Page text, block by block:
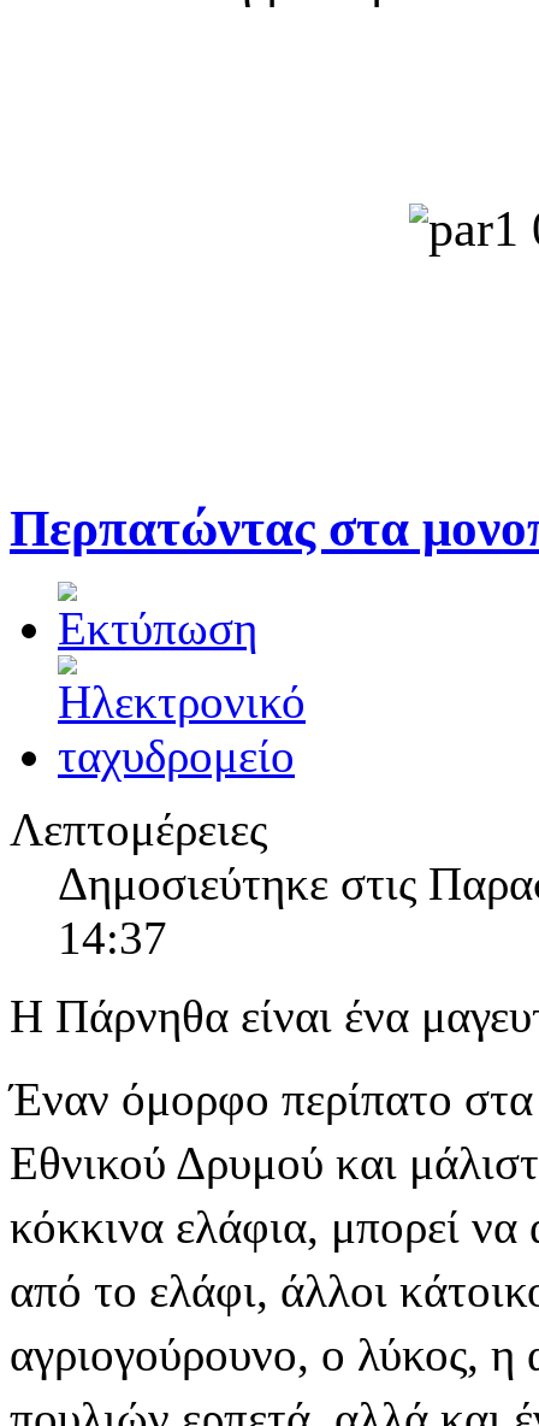
Περπατώντας στα
Λεπτομέρειες
Δημοσιεύτηκε στις
14:37
Η Πάρνηθα είναι ένα
Έναν όμορφο περίπατο
Εθνικού Δρυμού και
κόκκινα ελάφια, μπορεί
από το ελάφι, άλλοι
αγριογούρουνο, ο λύκος, η